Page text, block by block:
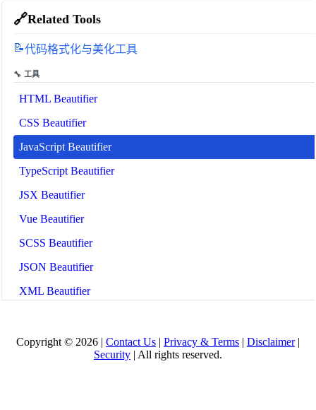
🔗Related Tools
📝代码格式化与美化工具
🔧 工具
HTML Beautifier
CSS Beautifier
JavaScript Beautifier
TypeScript Beautifier
JSX Beautifier
Vue Beautifier
SCSS Beautifier
JSON Beautifier
XML Beautifier
SQL Beautifier
MySQL SQL Beautifier
Copyright © 2026 | Contact Us | Privacy & Terms | Disclaimer|
Security | All rights reserved.